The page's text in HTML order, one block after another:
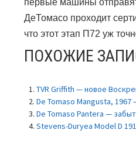
первые машины
ДеТомасо проходит
что этот этап П72 уж
ПОХОЖИЕ
TVR Griffith — новое
De Tomaso Mangusta, 1967
De Tomaso Pantera —
Stevens-Duryea Model D